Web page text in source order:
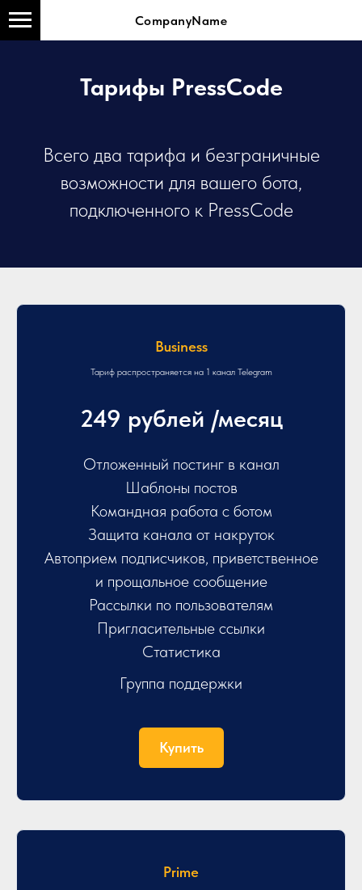
CompanyName
Тарифы PressCode
Всего два тарифа и безграничные
возможности для вашего бота,
подключенного к PressCode
Business
Тариф распространяется на 1 канал Telegram
249 рублей /месяц
Отложенный постинг в канал
Шаблоны постов
Командная работа с ботом
Защита канала от накруток
Автоприем подписчиков, приветственное
и прощальное сообщение
Рассылки по пользователям
Пригласительные ссылки
Статистика
Группа поддержки
Купить
Prime